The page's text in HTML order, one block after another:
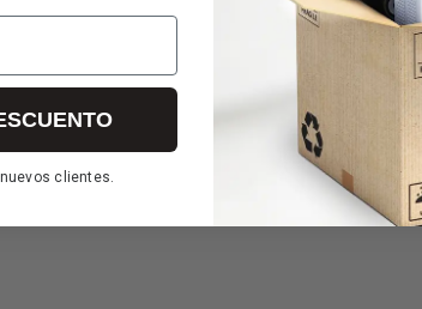
clientes.